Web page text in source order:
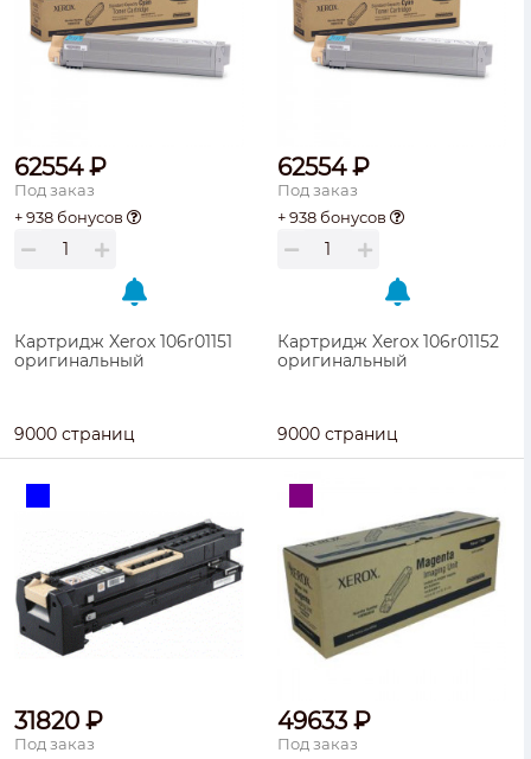
62554 ₽
Под заказ
+ 938 бонусов
Картридж Xerox 106r01151
оригинальный
9000 страниц
62554 ₽
Под заказ
+ 938 бонусов
Картридж Xerox 106r01152
оригинальный
9000 страниц
31820 ₽
Под заказ
49633 ₽
Под заказ